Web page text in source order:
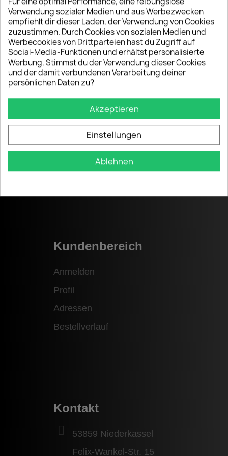
Zahlungsmöglichkeiten
Informationen
Datenschutzverordnung
Allgemeine Geschäftsbedingungen
Versandbedingungen
Widerrufsrecht
Kundenbereich
Anmelden
Profil
Adressen
Bestellverlauf
Kontakt
53859 Niederkassel
Felix-Wankel-Str. 15
Verwendung sozialer Medien und aus Werbezwecken
empfiehlt dir dieser Laden, der Verwendung von Cookies
zuzustimmen. Durch Cookies von sozialen Medien und
Werbecookies von Drittparteien hast du Zugriff auf
Social-Media-Funktionen und erhältst personalisierte
Werbung. Stimmst du der Verwendung dieser Cookies
und der damit verbundenen Verarbeitung deiner
persönlichen Daten zu?
Akzeptieren
Einstellungen
Ablehnen